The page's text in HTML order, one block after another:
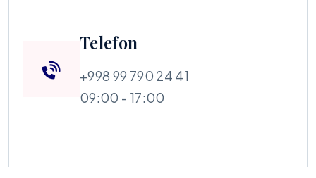
Telefon
+998 99 790 24 41
09:00 - 17:00